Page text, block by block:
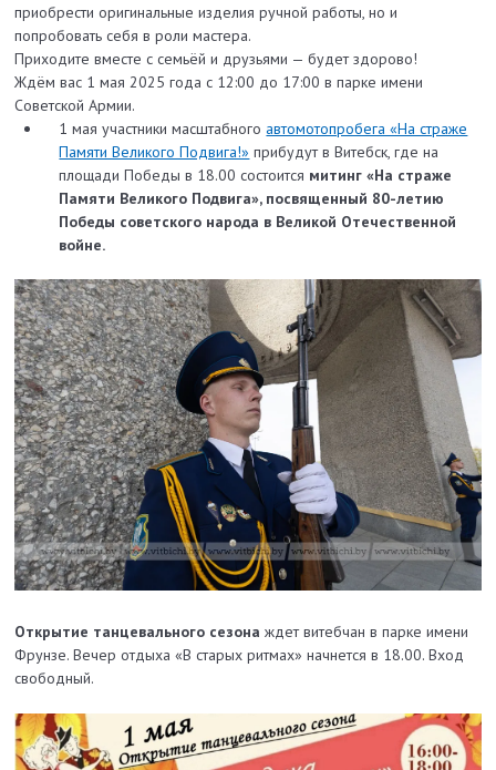
приобрести оригинальные изделия ручной работы, но и
попробовать себя в роли мастера.
Приходите вместе с семьёй и друзьями — будет здорово!
Ждём вас 1 мая 2025 года с 12:00 до 17:00 в парке имени
Советской Армии.
1 мая участники масштабного автомотопробега «На страже
Памяти Великого Подвига!» прибудут в Витебск, где на
площади Победы в 18.00 состоится митинг «На страже
Памяти Великого Подвига», посвященный 80-летию
Победы советского народа в Великой Отечественной
войне.
Открытие танцевального сезона ждет витебчан в парке имени
Фрунзе. Вечер отдыха «В старых ритмах» начнется в 18.00. Вход
свободный.